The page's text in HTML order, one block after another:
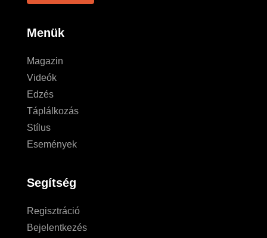
Menük
Magazin
Videók
Edzés
Táplálkozás
Stílus
Események
Segítség
Regisztráció
Bejelentkezés